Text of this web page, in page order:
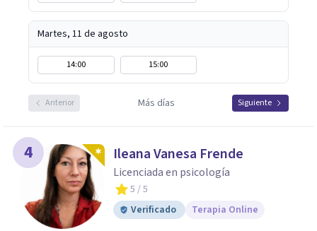
Martes, 11 de agosto
14:00 15:00
Anterior Más días Siguiente
4 Ileana Vanesa Frende
Licenciada en psicología
5 / 5
Verificado
Terapia Online